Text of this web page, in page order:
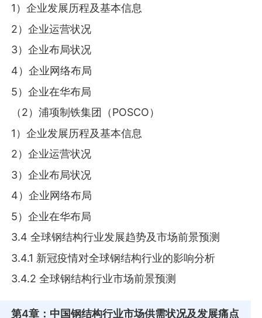
1）企业发展历程及基本信息
2）企业运营状况
3）企业布局状况
4）企业网络布局
5）企业在华布局
（2）浦项制铁集团（POSCO）
1）企业发展历程及基本信息
2）企业运营状况
3）企业布局状况
4）企业网络布局
5）企业在华布局
3.4 全球钢结构行业发展趋势及市场前景预测
3.4.1 新冠疫情对全球钢结构行业的影响分析
3.4.2 全球钢结构行业市场前景预测
第4章 ：中国钢结构行业市场供需状况及发展痛点